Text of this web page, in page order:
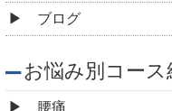
肩こり
めまい